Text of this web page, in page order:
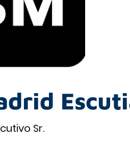
Sr.